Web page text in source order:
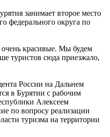
занимает второе место
федерального округа по
красивые. Мы будем
туристов сюда приезжало,
России на Дальнем
в Бурятии с рабочим
Алексеем
по вопросу реализации
туризма на территории